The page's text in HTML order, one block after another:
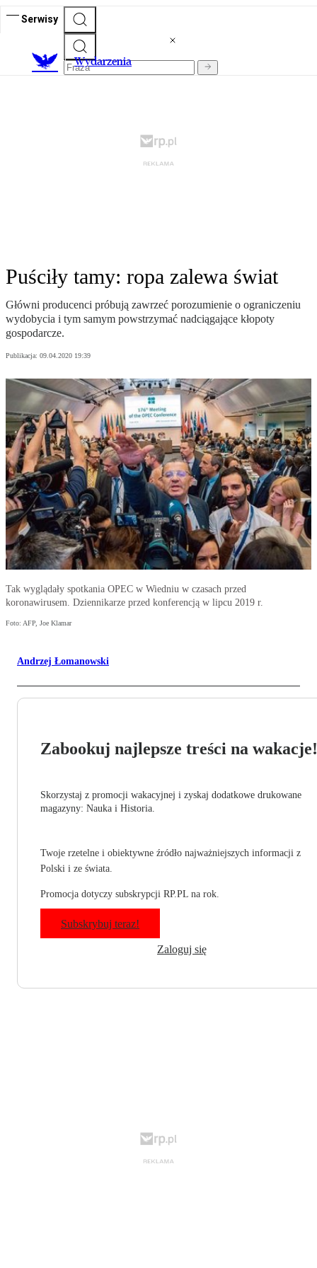
Serwisy
Wydarzenia
Puściły tamy: ropa zalewa świat
Główni producenci próbują zawrzeć porozumienie o ograniczeniu
wydobycia i tym samym powstrzymać nadciągające kłopoty
gospodarcze.
Publikacja: 09.04.2020 19:39
Tak wyglądały spotkania OPEC w Wiedniu w czasach przed
koronawirusem. Dziennikarze przed konferencją w lipcu 2019 r.
Foto: AFP, Joe Klamar
Andrzej Łomanowski
Zabookuj najlepsze treści na wakacje!
Skorzystaj z promocji wakacyjnej i zyskaj dodatkowe drukowane
magazyny: Nauka i Historia.
Twoje rzetelne i obiektywne źródło najważniejszych informacji z
Polski i ze świata.
Promocja dotyczy subskrypcji RP.PL na rok.
Subskrybuj teraz!
Zaloguj się